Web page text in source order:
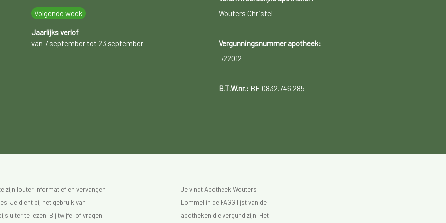
Volgende week
Jaarlijks verlof
van 7 september tot 23 september
Wouters Christel
Vergunningsnummer apotheek:
722012
B.T.W.nr.: BE 0832.746.285
zijn louter informatief en vervangen
Je dient bij het gebruik van
te lezen. Bij twijfel of vragen,
Je vindt Apotheek Wouters
Lommel in de FAGG lijst van de
apotheken die vergund zijn. Het